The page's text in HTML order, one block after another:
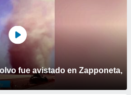
fue avistado en Zapponeta,